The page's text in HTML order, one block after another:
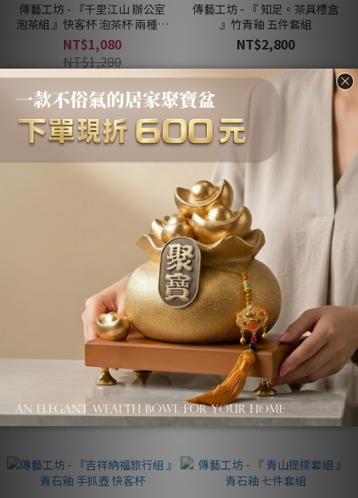
傳藝工坊 - 『千里江山 辦公室
泡茶組 』快客杯 泡茶杯 兩種釉
色可選
NT$1,080
NT$1,280
傳藝工坊 - 『 知足。茶具禮盒
』竹青釉 五件套組
NT$2,800
傳藝工坊 - 『 閱山水。茶具禮
盒 』竹青釉 五件套組
NT$2,800
傳藝工坊 - 『 小調茶具禮盒套
組 』青石釉 十二件套組
NT$3,800